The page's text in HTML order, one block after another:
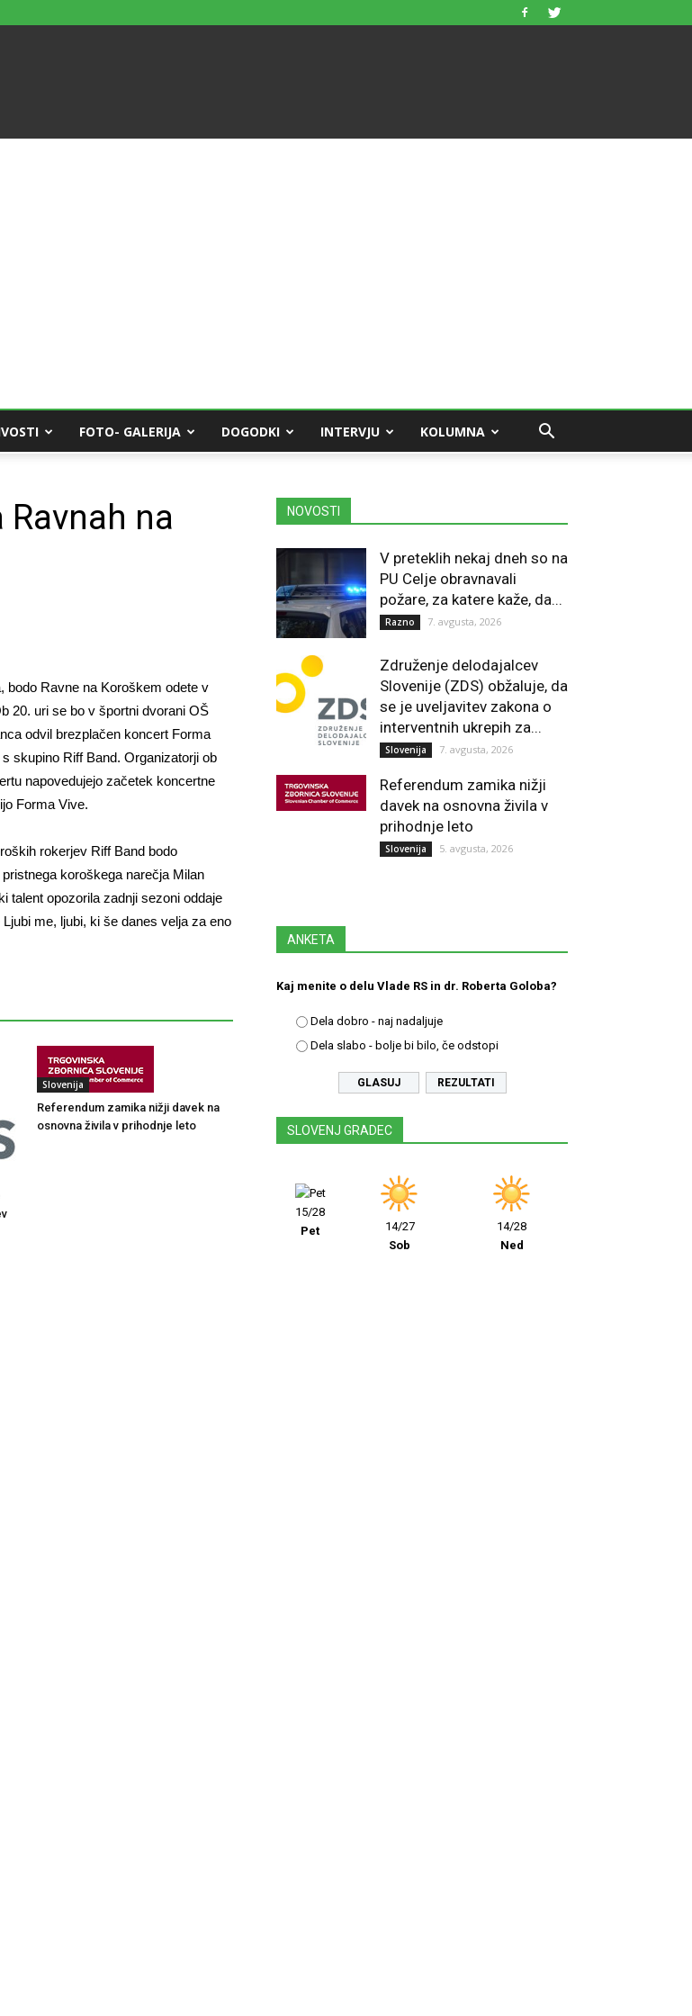
FOTO- GALERIJA DOGODKI INTERVJU KOLUMNA
na
bodo Ravne na Koroškem odete v
20. uri se bo v športni dvorani OŠ
odvil brezplačen koncert Forma
skupino Riff Band. Organizatorji ob
napovedujejo začetek koncertne
Forma Vive.
rokerjev Riff Band bodo
koroškega narečja Milan
talent opozorila zadnji sezoni oddaje
me, ljubi, ki še danes velja za eno
Slovenija
Referendum zamika nižji davek na
osnovna živila v prihodnje leto
NOVOSTI
V preteklih nekaj dneh so na
PU Celje obravnavali
požare, za katere kaže, da...
Razno 7. avgusta, 2026
Združenje delodajalcev
Slovenije (ZDS) obžaluje, da
se je uveljavitev zakona o
interventnih ukrepih za...
Slovenija 7. avgusta, 2026
Referendum zamika nižji
davek na osnovna živila v
prihodnje leto
Slovenija 5. avgusta, 2026
ANKETA
Kaj menite o delu Vlade RS in dr. Roberta Goloba?
Dela dobro - naj nadaljuje
Dela slabo - bolje bi bilo, če odstopi
REZULTATI
SLOVENJ GRADEC
15/28
Pet
14/27
Sob
14/28
Ned